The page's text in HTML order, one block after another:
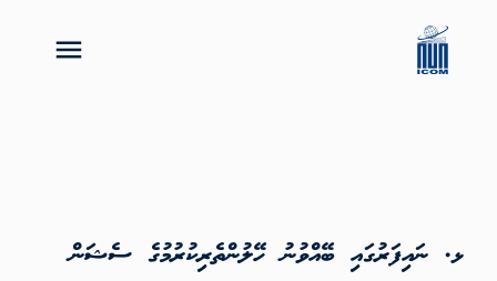
ޅ. ނައިފަރުގައި ބޭއްވުނު ހޭލުންތެރިކުރުމުގެ ސެޝަން